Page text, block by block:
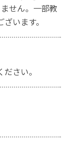
せん。一部教
います。
さい。